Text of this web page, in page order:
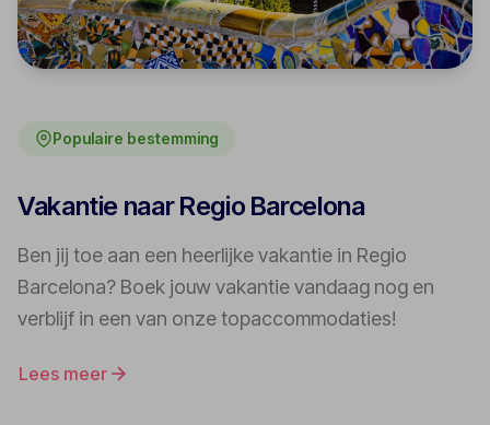
Populaire bestemming
Vakantie naar Regio Barcelona
Ben jij toe aan een heerlijke vakantie in Regio
Barcelona? Boek jouw vakantie vandaag nog en
verblijf in een van onze topaccommodaties!
Lees meer